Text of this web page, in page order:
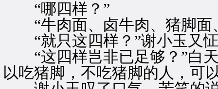
“哪四样？”
“牛肉面、卤牛肉、猪脚面
“就只这四样？”谢小玉又
“这四样岂非已足够？”白天
以吃猪脚，不吃猪脚的人，可